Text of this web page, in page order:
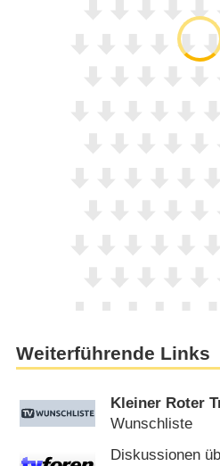
Weiterführende Links
Kleiner Roter
Wunschliste
Diskussionen